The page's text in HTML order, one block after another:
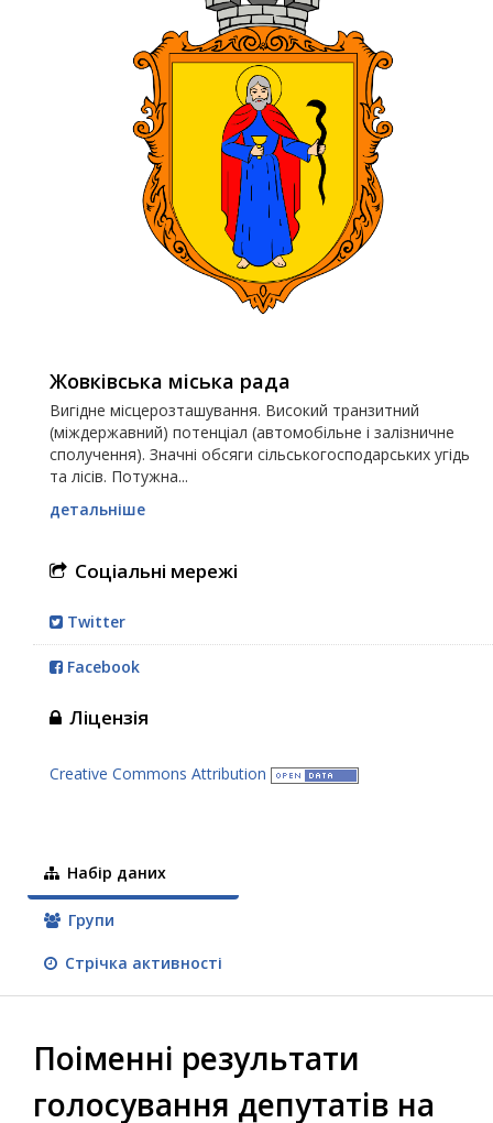
Жовківська міська рада
Вигідне місцерозташування. Високий транзитний
(міждержавний) потенціал (автомобільне і залізничне
сполучення). Значні обсяги сільськогосподарських угідь
та лісів. Потужна...
детальніше
Соціальні мережі
Twitter
Facebook
Ліцензія
Creative Commons Attribution
Набір даних
Групи
Стрічка активності
Поіменні результати
голосування депутатів на